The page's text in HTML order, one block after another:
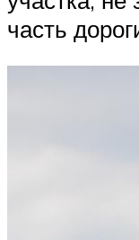
часть